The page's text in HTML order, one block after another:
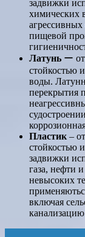
задвижки
химических
пищевой
Латунь ー
стойкостью
воды.
перекрытия
Пластик ‒
стойкостью
задвижки
газа, нефти
невысоких
включая